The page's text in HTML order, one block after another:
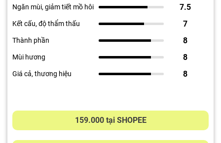
Ngăn mùi, giảm tiết mồ hôi 7.5
Kết cấu, độ thẩm thấu 7
Thành phần 8
Mùi hương 8
Giá cả, thương hiệu 8
159.000 tại SHOPEE